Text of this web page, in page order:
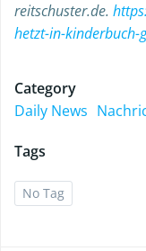
reitschuster.de.
hetzt-in-
Category
Daily News
Tags
No Tag